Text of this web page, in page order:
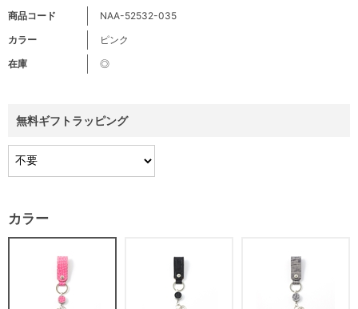
商品コード
NAA-52532-035
カラー
ピンク
在庫
◎
無料ギフトラッピング
カラー